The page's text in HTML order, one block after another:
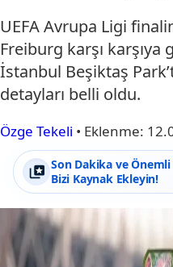
UEFA Avrupa Ligi
Freiburg karşı karşıya
İstanbul Beşiktaş
detayları belli oldu.
Özge Tekeli • Eklenme:
Son Dakika ve
Bizi Kaynak Ekleyin!